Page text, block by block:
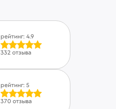
рейтинг: 4.9
332 отзыва
рейтинг: 5
370 отзыва